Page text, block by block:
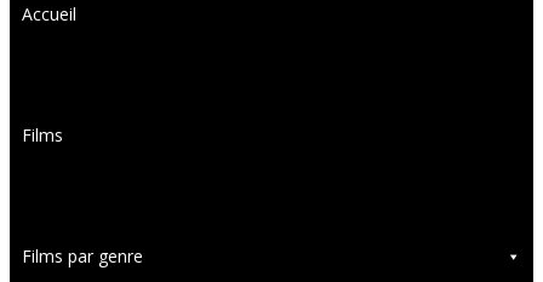
Accueil
Films
Films par genre